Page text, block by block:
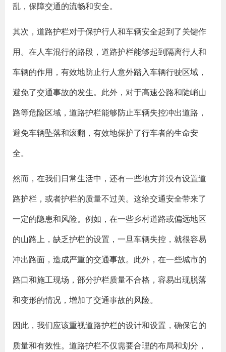
乱，保障交通的流畅和安全。
其次，道路护栏对于保护行人和车辆安全起到了关键作
用。在人车混行的路段，道路护栏能够起到隔离行人和
车辆的作用，有效地防止行人意外踏入车辆行驶区域，
避免了交通事故的发生。此外，对于高速公路和陡峭山
路等危险区域，道路护栏能够防止车辆失控冲出道路，
避免车辆坠落和滚翻，有效地保护了行车者的生命安
全。
然而，在我们日常生活中，还有一些地方并没有设置道
路护栏，或者护栏的质量不过关。这给交通安全带来了
一定的隐患和风险。例如，在一些乡村道路或偏远地区
的山路上，缺乏护栏的设置，一旦车辆失控，就很容易
冲出路面，造成严重的交通事故。此外，在一些城市的
路口和施工现场，部分护栏质量不合格，容易出现脱落
和变形的情况，增加了交通事故的风险。
因此，我们应该重视道路护栏的设计和设置，确保它的
质量和有效性。道路护栏不仅需要合理的布局和划分，